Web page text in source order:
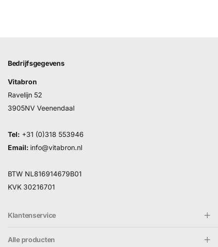
Klantenservice
Alle producten
Bedrijfsgegevens
Vitabron
Ravelijn 52
3905NV Veenendaal
Tel: +31 (0)318 553946
Email: info@vitabron.nl
BTW NL816914679B01
KVK 30216701